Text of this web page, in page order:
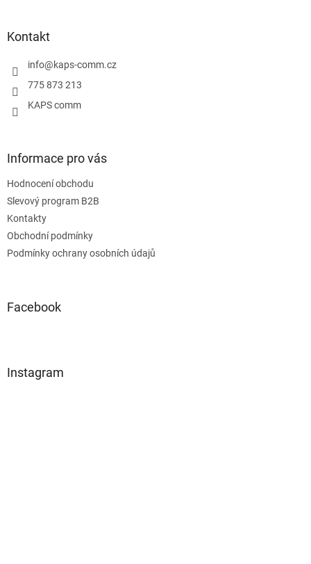
Kontakt
info@kaps-comm.cz
775 873 213
KAPS comm
Informace pro vás
Hodnocení obchodu
Slevový program B2B
Kontakty
Obchodní podmínky
Podmínky ochrany osobních údajů
Facebook
Instagram